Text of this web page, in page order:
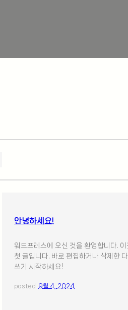
안녕하세요!
워드프레스에 오신 것을 환영합니다. 이
첫 글입니다. 바로 편집하거나 삭제한
쓰기 시작하세요!
posted 9월 4, 2024